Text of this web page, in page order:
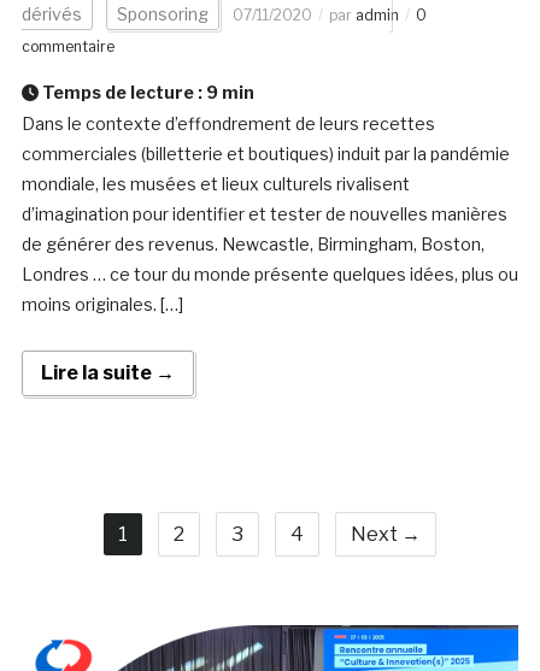
dérivés Sponsoring 07/11/2020 par admin
0
commentaire
Temps de lecture : 9 min
Dans le contexte d’effondrement de leurs recettes
commerciales (billetterie et boutiques) induit par la pandémie
mondiale, les musées et lieux culturels rivalisent
d’imagination pour identifier et tester de nouvelles manières
de générer des revenus. Newcastle, Birmingham, Boston,
Londres … ce tour du monde présente quelques idées, plus ou
moins originales. […]
Lire la suite →
1 2 3 4 Next →